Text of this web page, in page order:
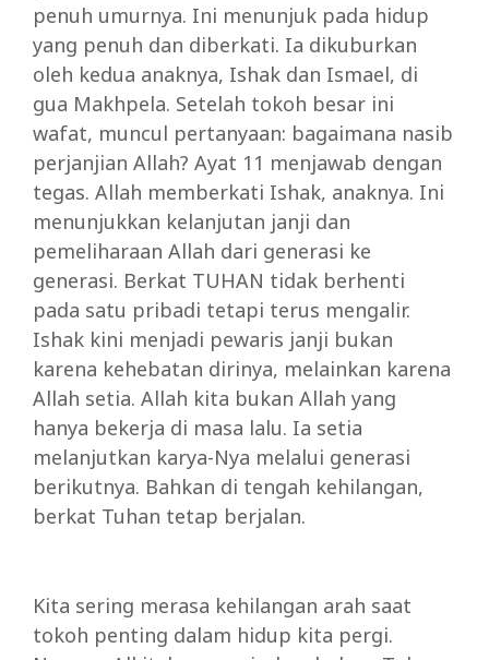
penuh umurnya. Ini menunjuk pada hidup
yang penuh dan diberkati. Ia dikuburkan
oleh kedua anaknya, Ishak dan Ismael, di
gua Makhpela. Setelah tokoh besar ini
wafat, muncul pertanyaan: bagaimana nasib
perjanjian Allah? Ayat 11 menjawab dengan
tegas. Allah memberkati Ishak, anaknya. Ini
menunjukkan kelanjutan janji dan
pemeliharaan Allah dari generasi ke
generasi. Berkat TUHAN tidak berhenti
pada satu pribadi tetapi terus mengalir.
Ishak kini menjadi pewaris janji bukan
karena kehebatan dirinya, melainkan karena
Allah setia. Allah kita bukan Allah yang
hanya bekerja di masa lalu. Ia setia
melanjutkan karya-Nya melalui generasi
berikutnya. Bahkan di tengah kehilangan,
berkat Tuhan tetap berjalan.
Kita sering merasa kehilangan arah saat
tokoh penting dalam hidup kita pergi.